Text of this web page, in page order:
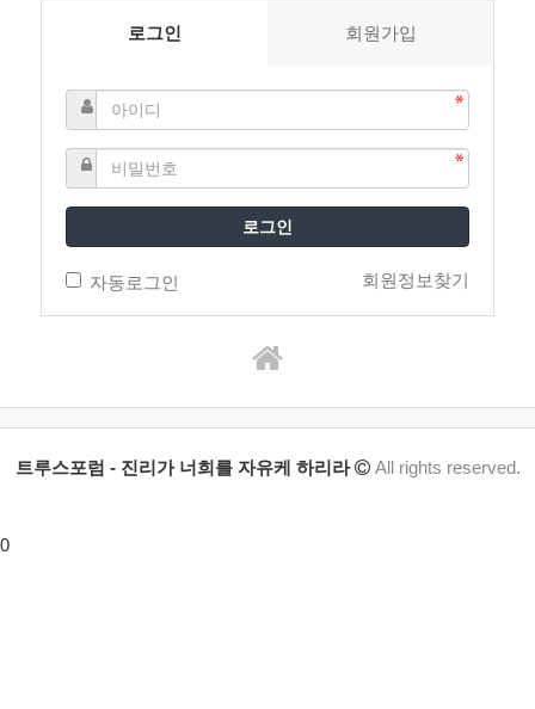
로그인 회원가입
로그인
자동로그인 회원정보찾기
트루스포럼 - 진리가 너희를 자유케 하리라 All rights reserved.
0